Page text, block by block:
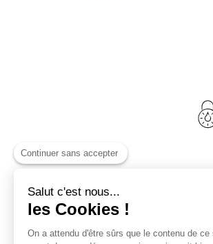
Nos univers
Continuer sans accepter
Salut c'est nous...
les Cookies !
On a attendu d'être sûrs que le contenu de